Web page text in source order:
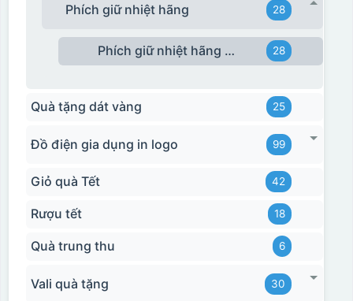
Phích giữ nhiệt hãng 28
Phích giữ nhiệt hãng Rạng Đông 28
Quà tặng dát vàng 25
Đồ điện gia dụng in logo 99
Giỏ quà Tết 42
Rượu tết 18
Quà trung thu 6
Vali quà tặng 30